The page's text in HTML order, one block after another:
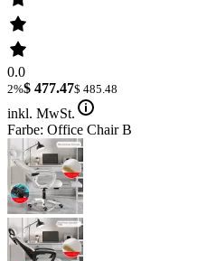
0.0
2%$ 477.47$ 485.48
inkl. MwSt.
Farbe: Office Chair B